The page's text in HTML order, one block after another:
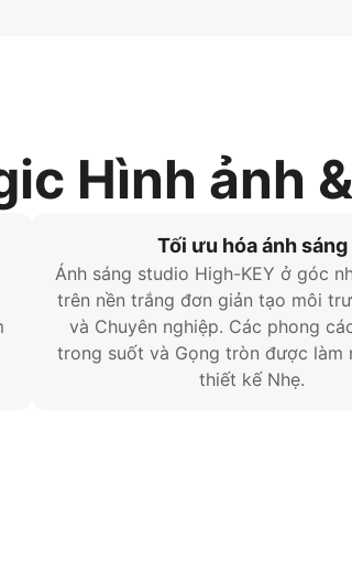
Hình ảnh
Tối ưu hóa ánh sáng
Ánh sáng studio High-KEY ở góc
trên nền trắng đơn giản tạo môi
và Chuyên nghiệp. Các phong
trong suốt và Gọng tròn được làm
thiết kế Nhẹ.